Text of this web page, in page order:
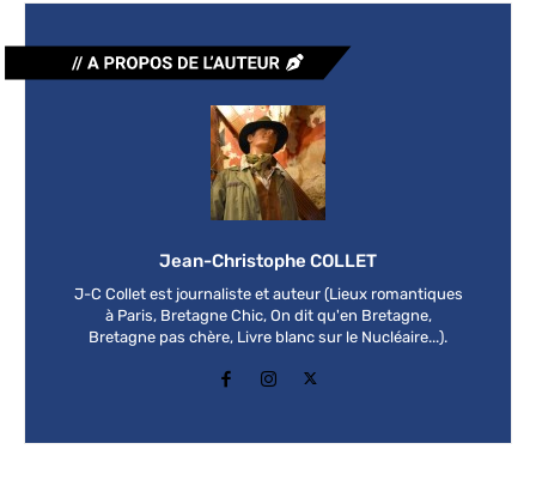
Jean-Christophe COLLET
J-C Collet est journaliste et auteur (Lieux romantiques
à Paris, Bretagne Chic, On dit qu'en Bretagne,
Bretagne pas chère, Livre blanc sur le Nucléaire...).